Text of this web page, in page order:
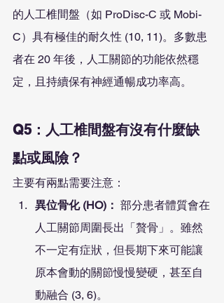
的人工椎間盤（如 ProDisc-C 或 Mobi-
C）具有極佳的耐久性 (10, 11)。多數患
者在 20 年後，人工關節的功能依然穩
定，且持續保有神經通暢成功率高。
Q5：人工椎間盤有沒有什麼缺
點或風險？
主要有兩點需要注意：
異位骨化 (HO)： 部分患者體質會在
人工關節周圍長出「贅骨」。雖然
不一定有症狀，但長期下來可能讓
原本會動的關節慢慢變硬，甚至自
動融合 (3, 6)。